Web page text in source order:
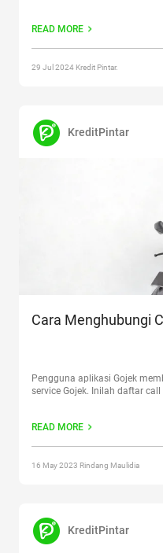
READ MORE
29 Jul 2024 Kredit Pintar.
KreditPintar
Cara Menghubungi
Pengguna aplikasi Gojek
service Gojek. Inilah daftar
READ MORE
16 May 2023 Rindang Maulidia
KreditPintar